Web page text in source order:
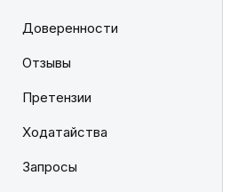
Доверенности
Отзывы
Претензии
Ходатайства
Запросы